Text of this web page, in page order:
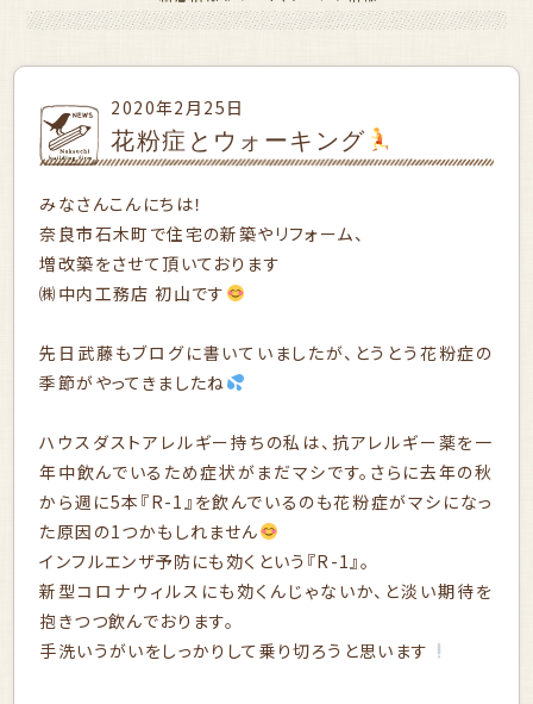
2020年2月25日
花粉症とウォーキング
みなさんこんにちは！
奈良市石木町で住宅の新築やリフォーム、
増改築をさせて頂いております
㈱中内工務店 初山です
先日武藤もブログに書いていましたが、とうとう花粉症の
季節がやってきましたね
ハウスダストアレルギー持ちの私は、抗アレルギー薬を一
年中飲んでいるため症状がまだマシです。さらに去年の秋
から週に5本『R-1』を飲んでいるのも花粉症がマシになっ
た原因の1つかもしれません
インフルエンザ予防にも効くという『R-1』。
新型コロナウィルスにも効くんじゃないか、と淡い期待を
抱きつつ飲んでおります。
手洗いうがいをしっかりして乗り切ろうと思います